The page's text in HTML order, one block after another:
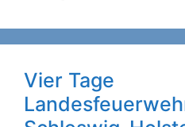
Vier Tage